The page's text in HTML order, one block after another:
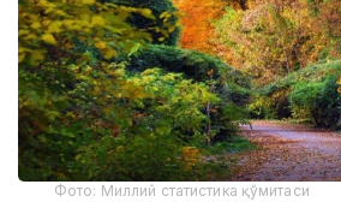
Фото: Миллий статистика қўмитаси